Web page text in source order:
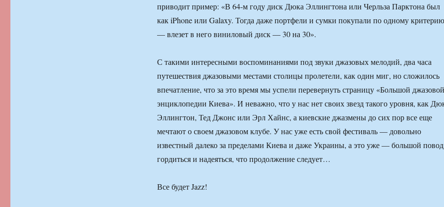
приводит пример: «В 64-м году диск Дюка Эллингтона или Черльза Парктона был
как iPhone или Galaxy. Тогда даже портфели и сумки покупали по одному критерию
— влезет в него виниловый диск — 30 на 30».
С такими интересными воспоминаниями под звуки джазовых мелодий, два часа
путешествия джазовыми местами столицы пролетели, как один миг, но сложилось
впечатление, что за это время мы успели перевернуть страницу «Большой джазовой
энциклопедии Киева». И неважно, что у нас нет своих звезд такого уровня, как
Эллингтон, Тед Джонс или Эрл Хайнс, а киевские джазмены до сих пор все еще
мечтают о своем джазовом клубе. У нас уже есть свой фестиваль — довольно
известный далеко за пределами Киева и даже Украины, а это уже — большой повод
гордиться и надеяться, что продолжение следует…
Все будет Jazz!